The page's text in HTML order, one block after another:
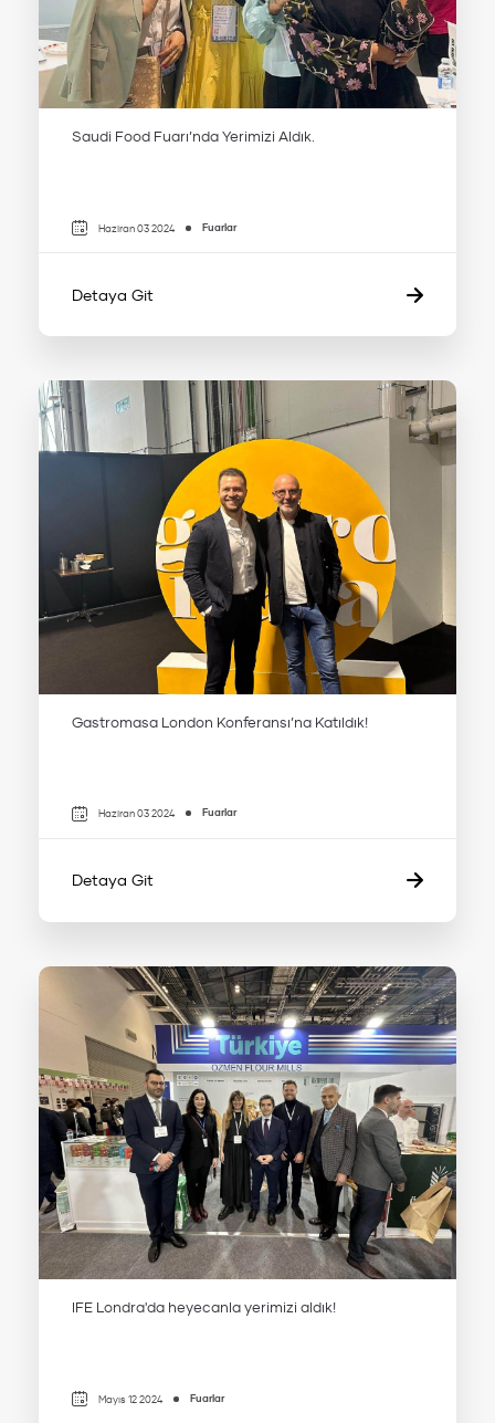
Saudi Food Fuarı’nda Yerimizi Aldık.
Haziran 03 2024 Fuarlar
Detaya Git
Gastromasa London Konferansı’na Katıldık!
Haziran 03 2024 Fuarlar
Detaya Git
IFE Londra'da heyecanla yerimizi aldık!
Mayıs 12 2024 Fuarlar